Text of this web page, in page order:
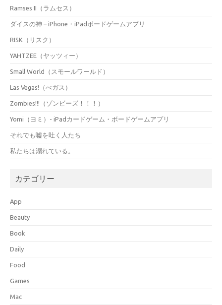
Ramses II（ラムセス）
ダイスの神 – iPhone・iPadボードゲームアプリ
RISK（リスク）
YAHTZEE（ヤッツィー）
Small World（スモールワールド）
Las Vegas!（べガス）
Zombies!!!（ゾンビーズ！！！）
Yomi（ヨミ）- iPadカードゲーム・ボードゲームアプリ
それでも嘘を吐く人たち
私たちは溺れている。
カテゴリー
App
Beauty
Book
Daily
Food
Games
Mac